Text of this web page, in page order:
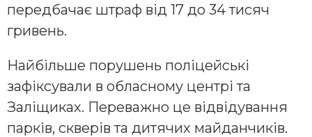
передбачає штраф від 17 до 34 тисяч
гривень.
Найбільше порушень поліцейські
зафіксували в обласному центрі та
Заліщиках. Переважно це відвідування
парків, скверів та дитячих майданчиків.